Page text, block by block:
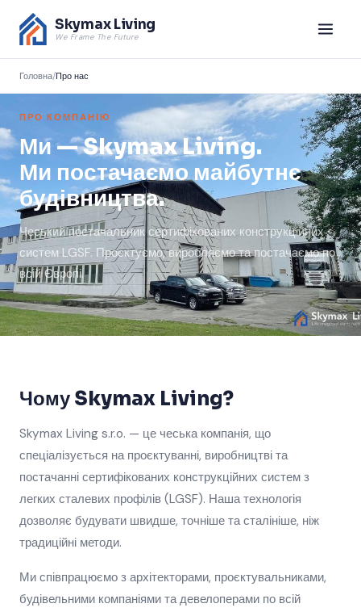
Skymax Living
We Frame The Future
Головна/Про нас
ПРО КОМПАНІЮ
Ми — Skymax Living.
Ми постачаємо майбутнє
будівництва.
Чеський постачальник сертифікованих конструкційних
систем LGSF. Проєктуємо, виробляємо та постачаємо по
всій Європі.
Чому Skymax Living?
Skymax Living s.r.o. — це чеська компанія, що
спеціалізується на проєктуванні, виробництві та
постачанні сертифікованих конструкційних систем з
легких сталевих профілів (LGSF). Наша технологія
дозволяє будувати швидше, точніше та сталініше, ніж
традиційні методи.
Ми співпрацюємо з архітекторами, проєктувальниками,
будівельними компаніями та девелоперами по всій